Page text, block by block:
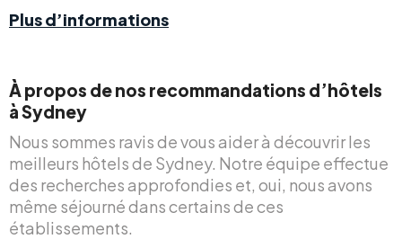
Plus d’informations
À propos de nos recommandations d’hôtels
à Sydney
Nous sommes ravis de vous aider à découvrir les
meilleurs hôtels de Sydney. Notre équipe effectue
des recherches approfondies et, oui, nous avons
même séjourné dans certains de ces
établissements.